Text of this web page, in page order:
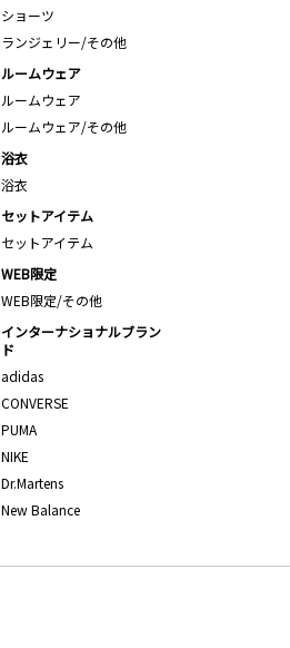
ショーツ
ランジェリー/その他
ルームウェア
ルームウェア
ルームウェア/その他
浴衣
浴衣
セットアイテム
セットアイテム
WEB限定
WEB限定/その他
インターナショナルブラン
ド
adidas
CONVERSE
PUMA
NIKE
Dr.Martens
New Balance